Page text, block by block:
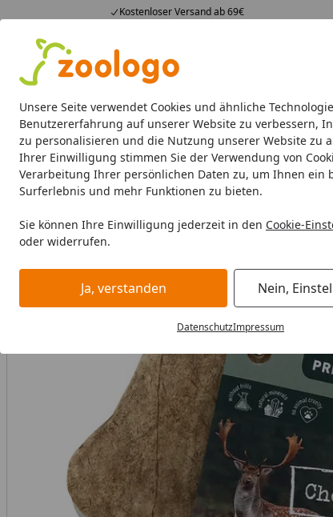
Unsere Seite verwendet Cookies und ähnliche
Benutzererfahrung auf unserer Website zu verbessern,
zu personalisieren und die Nutzung unserer Website zu
Ihrer Einwilligung stimmen Sie der Verwendung von
Verarbeitung Ihrer persönlichen Daten zu, um Ihnen ein
Surferlebnis und mehr Funktionen zu bieten.
Sie können Ihre Einwilligung jederzeit in den Cookie-
oder widerrufen.
Ja, verstanden Nein,
DatenschutzImpressum
Kostenloser Versand ab 69€
4,73
23.589 Bewertungen
Alle Produkte
Alle Produkte Angebote Neuheiten
Hund Hundefutter Hundenäpfe & Co
Startseite
Hund Hundefutter BARF & Frostfutter Kauartikel